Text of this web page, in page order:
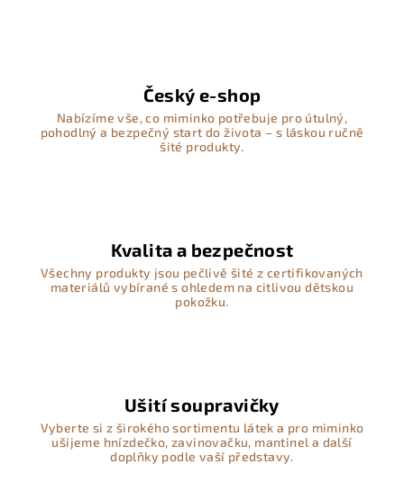
Český e-shop
Nabízíme vše, co miminko potřebuje pro útulný,
pohodlný a bezpečný start do života – s láskou ručně
šité produkty.
Kvalita a bezpečnost
Všechny produkty jsou pečlivě šité z certifikovaných
materiálů vybírané s ohledem na citlivou dětskou
pokožku.
Ušití soupravičky
Vyberte si z širokého sortimentu látek a pro miminko
ušijeme hnízdečko, zavinovačku, mantinel a další
doplňky podle vaší představy.